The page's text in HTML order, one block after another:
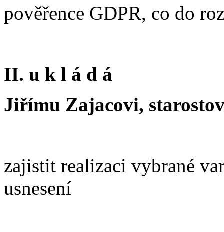
pověřence GDPR, co do
II. u k l á d á
Jiřímu Zajacovi,
zajistit realizaci vybrané
usnesení